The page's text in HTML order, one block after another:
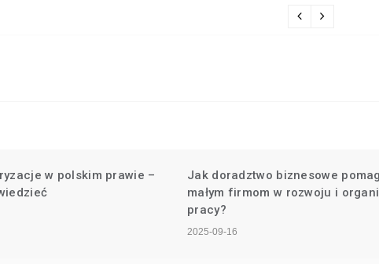
Ile
w polskim prawie –
Jak doradztwo biznesowe
małym firmom w rozwoju i
pracy?
2025-09-16